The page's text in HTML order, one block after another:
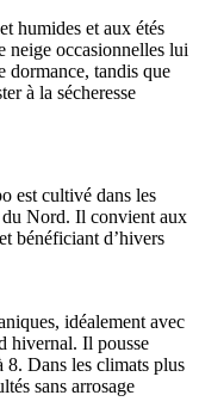
humides et aux étés
neige occasionnelles lui
dormance, tandis que
à la sécheresse
est cultivé dans les
du Nord. Il convient aux
bénéficiant d’hivers
idéalement avec
hivernal. Il pousse
8. Dans les climats plus
sans arrosage